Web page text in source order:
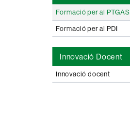
Formació per al PTGAS
Formació per al PDI
Innovació Docent
Innovació docent